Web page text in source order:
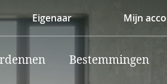
Eigenaar Mijn
Bestemmingen